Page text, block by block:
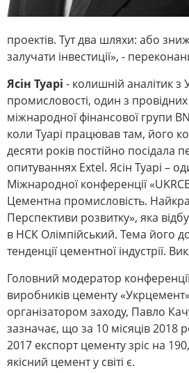
проектів. Тут два шляхи: або
залучати інвестиції», -
Ясін Туарі - колишній аналітик з
промисловості, один з провідних
міжнародної фінансової групи
коли Туарі працював там, його
десяти років постійно посідала
опитуваннях Extel. Ясін Туарі –
Міжнародної конференції
Цементна промисловість.
Перспективи розвитку», яка
в НСК Олімпійський. Тема його
тенденції цементної індустрії.
Головний модератор
виробників цементу
організатором заходу, Павло
зазначає, що за 10 місяців 2018
2017 експорт цементу зріс на
якісний цемент у світі є.